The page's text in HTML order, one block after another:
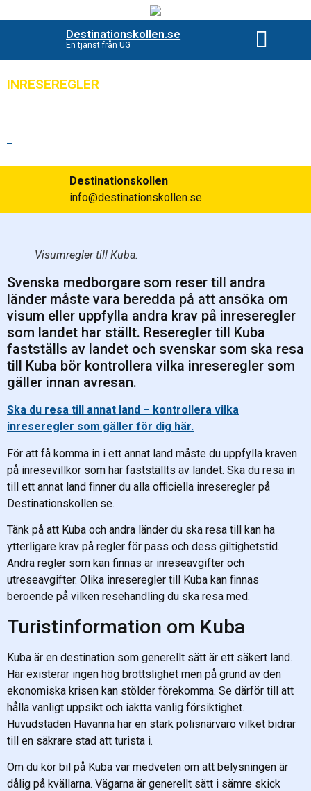
Destinationskollen.se
En tjänst från UG
INRESEREGLER
Destinationskollen
info@destinationskollen.se
Visumregler till Kuba.
Svenska medborgare som reser till andra
länder måste vara beredda på att ansöka om
visum eller uppfylla andra krav på inreseregler
som landet har ställt. Reseregler till Kuba
fastställs av landet och svenskar som ska resa
till Kuba bör kontrollera vilka inreseregler som
gäller innan avresan.
Ska du resa till annat land – kontrollera vilka
inreseregler som gäller för dig här.
För att få komma in i ett annat land måste du uppfylla kraven
på inresevillkor som har fastställts av landet. Ska du resa in
till ett annat land finner du alla officiella inreseregler på
Destinationskollen.se.
Tänk på att Kuba och andra länder du ska resa till kan ha
ytterligare krav på regler för pass och dess giltighetstid.
Andra regler som kan finnas är inreseavgifter och
utreseavgifter. Olika inreseregler till Kuba kan finnas
beroende på vilken resehandling du ska resa med.
Turistinformation om Kuba
Kuba är en destination som generellt sätt är ett säkert land.
Här existerar ingen hög brottslighet men på grund av den
ekonomiska krisen kan stölder förekomma. Se därför till att
hålla vanligt uppsikt och iaktta vanlig försiktighet.
Huvudstaden Havanna har en stark polisnärvaro vilket bidrar
till en säkrare stad att turista i.
Om du kör bil på Kuba var medveten om att belysningen är
dålig på kvällarna. Vägarna är generellt sätt i sämre skick